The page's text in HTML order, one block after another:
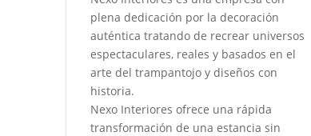
plena dedicación por la decoración
auténtica tratando de recrear universos
espectaculares, reales y basados en el
arte del trampantojo y diseños con
historia.
Nexo Interiores ofrece una rápida
transformación de una estancia sin